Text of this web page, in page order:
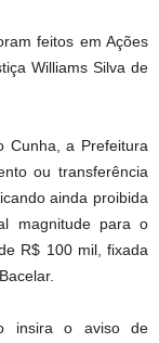
feitos em Ações
Williams Silva de
Cunha, a Prefeitura
ou transferência
ainda proibida
magnitude para o
R$ 100 mil, fixada
insira o aviso de